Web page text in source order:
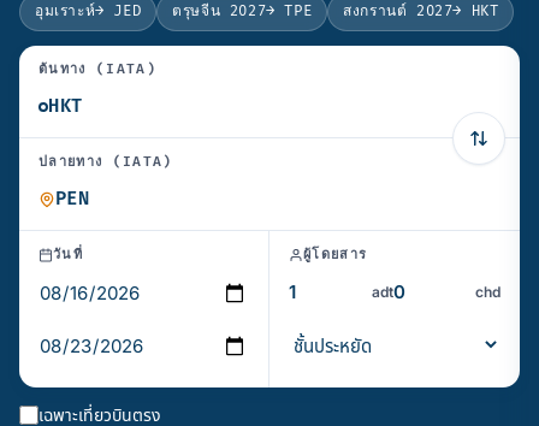
อุมเราะห์→ JED ตรุษจีน 2027→ TPE สงกรานต์ 2027→ HKT
ต้นทาง (IATA)
ปลายทาง (IATA)
วันที่ ผู้โดยสาร
adt chd
เฉพาะเที่ยวบินตรง